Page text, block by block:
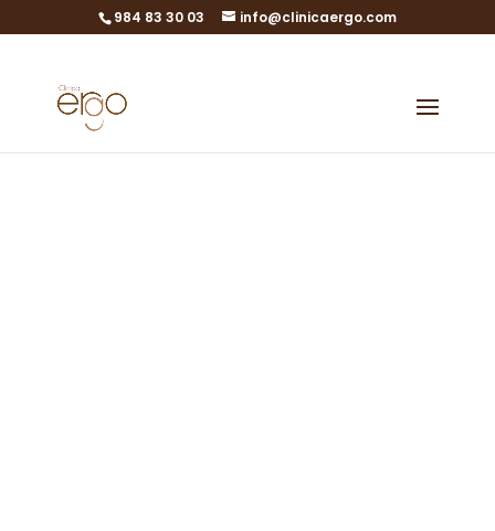
984 83 30 03 info@clinicaergo.com